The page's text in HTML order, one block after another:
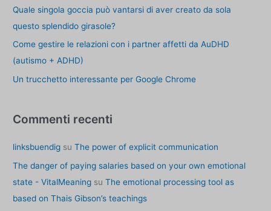
r
:
Quale singola goccia può vantarsi di aver creato da sola
questo splendido girasole?
Come gestire le relazioni con i partner affetti da AuDHD
(autismo + ADHD)
Un trucchetto interessante per Google Chrome
Commenti recenti
linksbuendig suThe power of explicit communication
The danger of paying salaries based on your own emotional
state - VitalMeaning suThe emotional processing tool as
based on Thais Gibson’s teachings